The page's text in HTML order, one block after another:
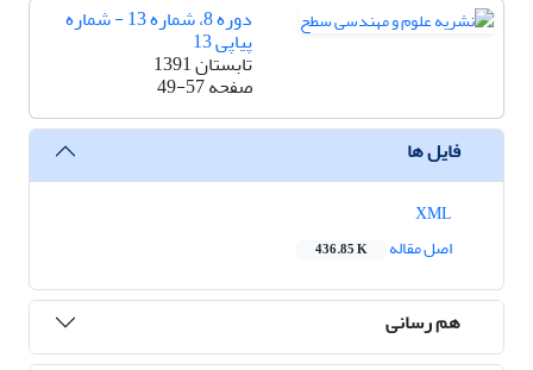
دوره 8، شماره 13 - شماره
پیاپی 13
تابستان 1391
صفحه49-57
فایل ها
اصل مقاله
436.85 K
هم رسانی